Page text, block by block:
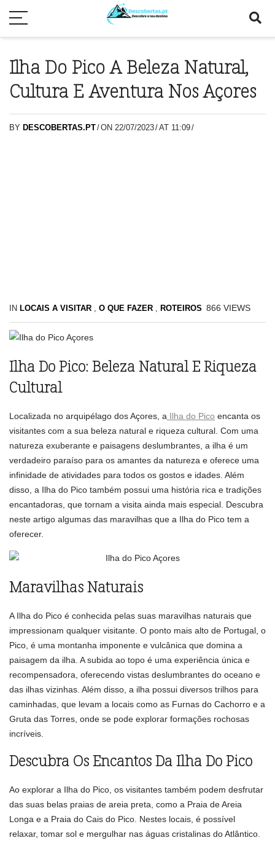
Ilha Do Pico A Beleza Natural,
Cultura E Aventura Nos Açores
BY DESCOBERTAS.PT/ON 22/07/2023/AT 11:09/
IN LOCAIS A VISITAR , O QUE FAZER , ROTEIROS 866 VIEWS
Ilha Do Pico: Beleza Natural E Riqueza
Cultural
Localizada no arquipélago dos Açores, a Ilha do Pico encanta os
visitantes com a sua beleza natural e riqueza cultural. Com uma
natureza exuberante e paisagens deslumbrantes, a ilha é um
verdadeiro paraíso para os amantes da natureza e oferece uma
infinidade de atividades para todos os gostos e idades. Além
disso, a Ilha do Pico também possui uma história rica e tradições
encantadoras, que tornam a visita ainda mais especial. Descubra
neste artigo algumas das maravilhas que a Ilha do Pico tem a
oferecer.
Maravilhas Naturais
A Ilha do Pico é conhecida pelas suas maravilhas naturais que
impressionam qualquer visitante. O ponto mais alto de Portugal, o
Pico, é uma montanha imponente e vulcânica que domina a
paisagem da ilha. A subida ao topo é uma experiência única e
recompensadora, oferecendo vistas deslumbrantes do oceano e
das ilhas vizinhas. Além disso, a ilha possui diversos trilhos para
caminhadas, que levam a locais como as Furnas do Cachorro e a
Gruta das Torres, onde se pode explorar formações rochosas
incríveis.
Descubra Os Encantos Da Ilha Do Pico
Ao explorar a Ilha do Pico, os visitantes também podem desfrutar
das suas belas praias de areia preta, como a Praia de Areia
Longa e a Praia do Cais do Pico. Nestes locais, é possível
relaxar, tomar sol e mergulhar nas águas cristalinas do Atlântico.